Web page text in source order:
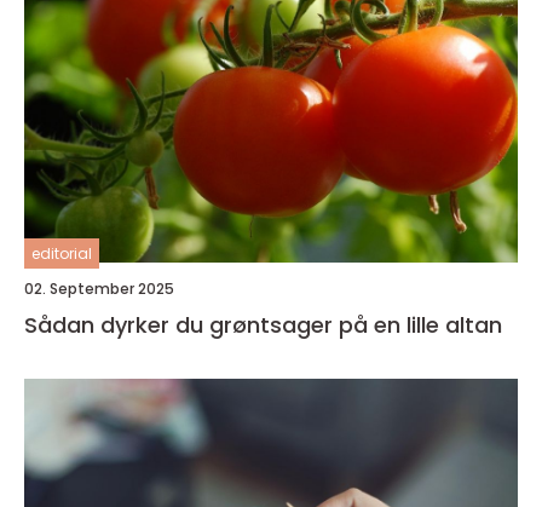
editorial
02. September 2025
Sådan dyrker du grøntsager på en lille altan